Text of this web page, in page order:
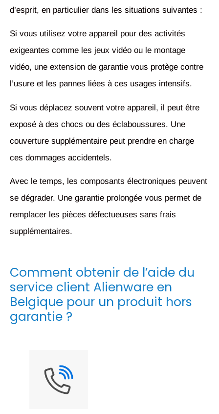
d’esprit, en particulier dans les situations suivantes :
Si vous utilisez votre appareil pour des activités
exigeantes comme les jeux vidéo ou le montage
vidéo, une extension de garantie vous protège contre
l’usure et les pannes liées à ces usages intensifs.
Si vous déplacez souvent votre appareil, il peut être
exposé à des chocs ou des éclaboussures. Une
couverture supplémentaire peut prendre en charge
ces dommages accidentels.
Avec le temps, les composants électroniques peuvent
se dégrader. Une garantie prolongée vous permet de
remplacer les pièces défectueuses sans frais
supplémentaires.
Comment obtenir de l’aide du
service client Alienware en
Belgique pour un produit hors
garantie ?